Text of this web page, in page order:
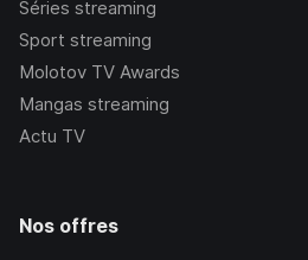
Séries streaming
Sport streaming
Molotov TV Awards
Mangas streaming
Actu TV
Nos offres